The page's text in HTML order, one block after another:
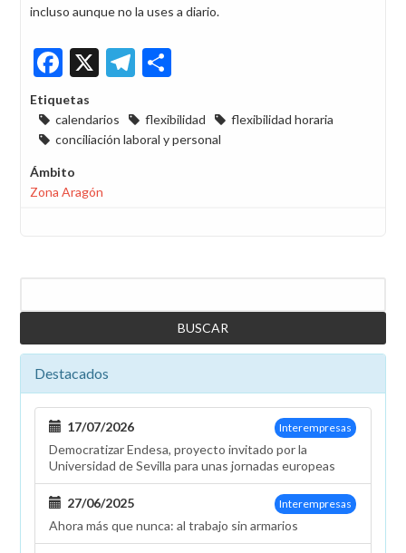
incluso aunque no la uses a diario.
Facebook
X Telegram
Etiquetas
calendarios
flexibilidad
flexibilidad horaria
conciliación laboral y personal
Ámbito
Zona Aragón
Destacados
Interempresas
17/07/2026
Democratizar Endesa, proyecto invitado por la
Universidad de Sevilla para unas jornadas europeas
Interempresas
27/06/2025
Ahora más que nunca: al trabajo sin armarios